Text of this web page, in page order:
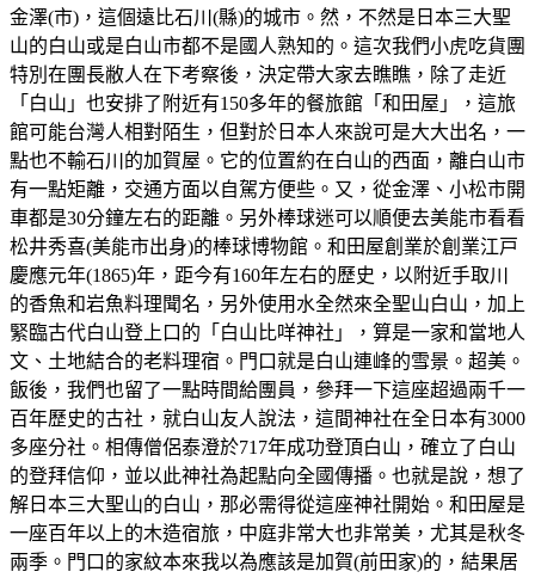
金澤(市)，這個遠比石川(縣)的城市。然，不然是日本三大聖
山的白山或是白山市都不是國人熟知的。這次我們小虎吃貨團
特別在團長敝人在下考察後，決定帶大家去瞧瞧，除了走近
「白山」也安排了附近有150多年的餐旅館「和田屋」，這旅
館可能台灣人相對陌生，但對於日本人來說可是大大出名，一
點也不輸石川的加賀屋。它的位置約在白山的西面，離白山市
有一點矩離，交通方面以自駕方便些。又，從金澤、小松市開
車都是30分鐘左右的距離。另外棒球迷可以順便去美能市看看
松井秀喜(美能市出身)的棒球博物館。和田屋創業於創業江戸
慶應元年(1865)年，距今有160年左右的歷史，以附近手取川
的香魚和岩魚料理聞名，另外使用水全然來全聖山白山，加上
緊臨古代白山登上口的「白山比咩神社」，算是一家和當地人
文、土地結合的老料理宿。門口就是白山連峰的雪景。超美。
飯後，我們也留了一點時間給團員，參拜一下這座超過兩千一
百年歷史的古社，就白山友人說法，這間神社在全日本有3000
多座分社。相傳僧侶泰澄於717年成功登頂白山，確立了白山
的登拜信仰，並以此神社為起點向全國傳播。也就是說，想了
解日本三大聖山的白山，那必需得從這座神社開始。和田屋是
一座百年以上的木造宿旅，中庭非常大也非常美，尤其是秋冬
兩季。門口的家紋本來我以為應該是加賀(前田家)的，結果居